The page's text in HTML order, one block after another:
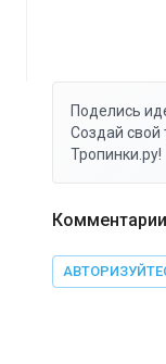
Поделись
Создай свой
Тропинки.ру!
Комментарии